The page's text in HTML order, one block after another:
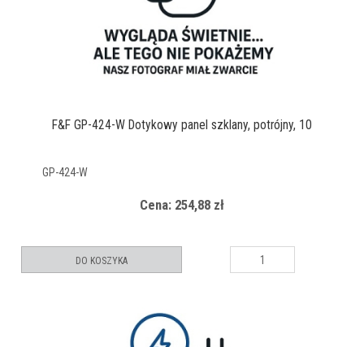
F&F GP-424-W Dotykowy panel szklany, potrójny, 10
GP-424-W
Cena: 254,88 zł
DO KOSZYKA